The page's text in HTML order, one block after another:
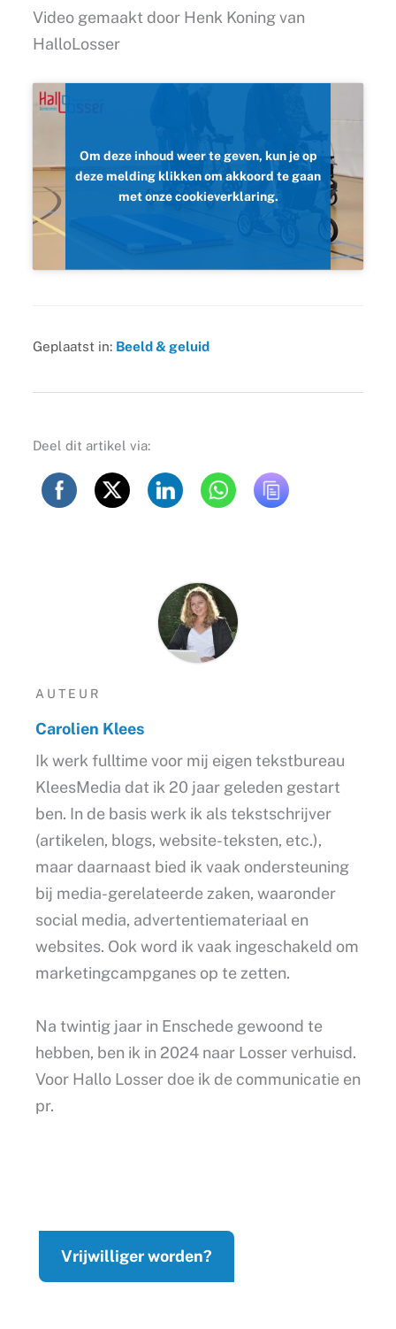
Video gemaakt door Henk Koning van
HalloLosser
Om deze inhoud weer te geven, kun je op
deze melding klikken om akkoord te gaan
met onze cookieverklaring.
Geplaatst in: Beeld & geluid
Deel dit artikel via:
AUTEUR
Carolien Klees
Ik werk fulltime voor mij eigen tekstbureau
KleesMedia dat ik 20 jaar geleden gestart
ben. In de basis werk ik als tekstschrijver
(artikelen, blogs, website-teksten, etc.),
maar daarnaast bied ik vaak ondersteuning
bij media-gerelateerde zaken, waaronder
social media, advertentiemateriaal en
websites. Ook word ik vaak ingeschakeld om
marketingcampganes op te zetten.
Na twintig jaar in Enschede gewoond te
hebben, ben ik in 2024 naar Losser verhuisd.
Voor Hallo Losser doe ik de communicatie en
pr.
Vrijwilliger worden?